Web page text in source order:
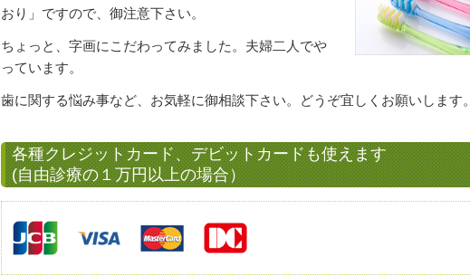
おり」ですので、御注意下さい。
ちょっと、字画にこだわってみました。 夫婦二人でや
っています。
歯に関する悩み事など、お気軽に御相談下さい。 どうぞ宜しくお願いします。
各種クレジットカード、デビットカードも使えます
(自由診療の１万円以上の場合）